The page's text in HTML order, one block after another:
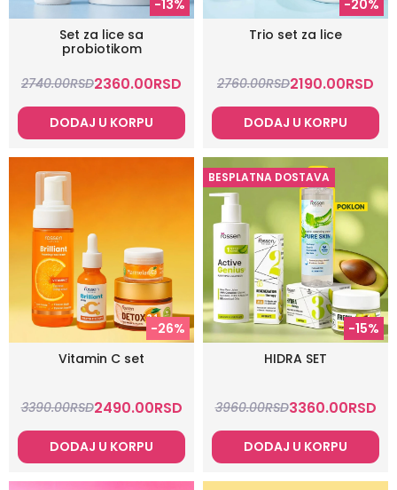
-13%
Set za lice sa
probiotikom
2740.00RSD2360.00RSD
DODAJ U KORPU
-20%
Trio set za lice
2760.00RSD2190.00RSD
DODAJ U KORPU
-26%
Vitamin C set
3390.00RSD2490.00RSD
DODAJ U KORPU
BESPLATNA DOSTAVA
-15%
HIDRA SET
3960.00RSD3360.00RSD
DODAJ U KORPU